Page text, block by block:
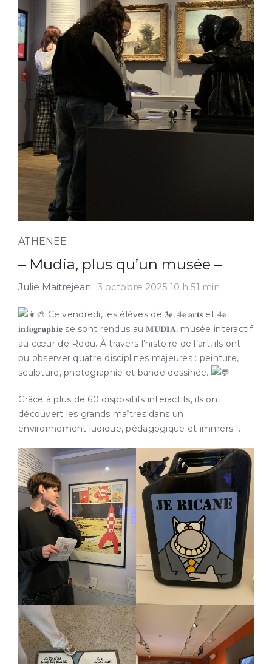
ATHENEE
– Mudia, plus qu’un musée –
Julie Maitrejean 3 octobre 2025 10 h 51 min
Ce vendredi, les élèves de 𝟑𝐞, 𝟒𝐞 𝐚𝐫𝐭𝐬 et 𝟒𝐞
𝐢𝐧𝐟𝐨𝐠𝐫𝐚𝐩𝐡𝐢𝐞 se sont rendus au 𝐌𝐔𝐃𝐈𝐀, musée interactif
au cœur de Redu. À travers l’histoire de l’art, ils ont
pu observer quatre disciplines majeures : peinture,
sculpture, photographie et bande dessinée.
Grâce à plus de 60 dispositifs interactifs, ils ont
découvert les grands maîtres dans un
environnement ludique, pédagogique et immersif.